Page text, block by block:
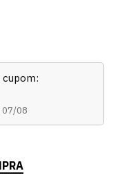
07/08